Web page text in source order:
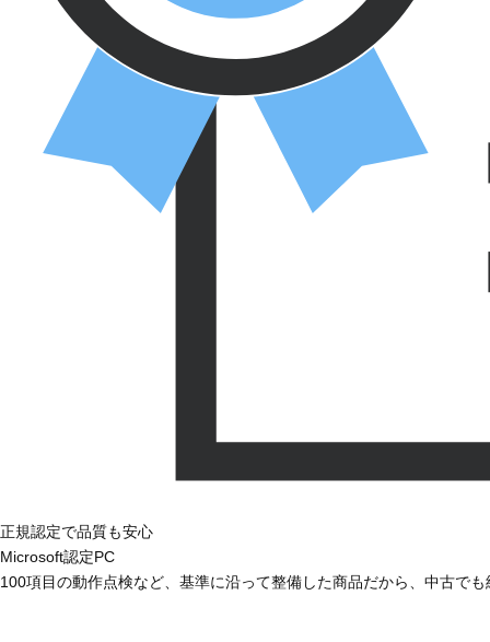
正規認定で品質も安心
Microsoft認定PC
100項目の動作点検など、基準に沿って整備した商品だから、中古で